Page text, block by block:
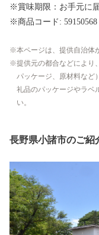
※賞味期限：お手元に
※商品コード: 59150568
本ページは、提供自治体
提供元の都合などにより
パッケージ、原材料など
礼品のパッケージやラベ
い。
長野県小諸市のご紹